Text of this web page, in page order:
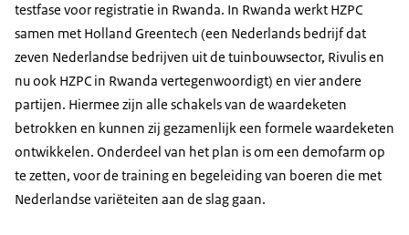
testfase voor registratie in Rwanda. In Rwanda werkt HZPC
samen met Holland Greentech (een Nederlands bedrijf dat
zeven Nederlandse bedrijven uit de tuinbouwsector, Rivulis en
nu ook HZPC in Rwanda vertegenwoordigt) en vier andere
partijen. Hiermee zijn alle schakels van de waardeketen
betrokken en kunnen zij gezamenlijk een formele waardeketen
ontwikkelen. Onderdeel van het plan is om een demofarm op
te zetten, voor de training en begeleiding van boeren die met
Nederlandse variëteiten aan de slag gaan.